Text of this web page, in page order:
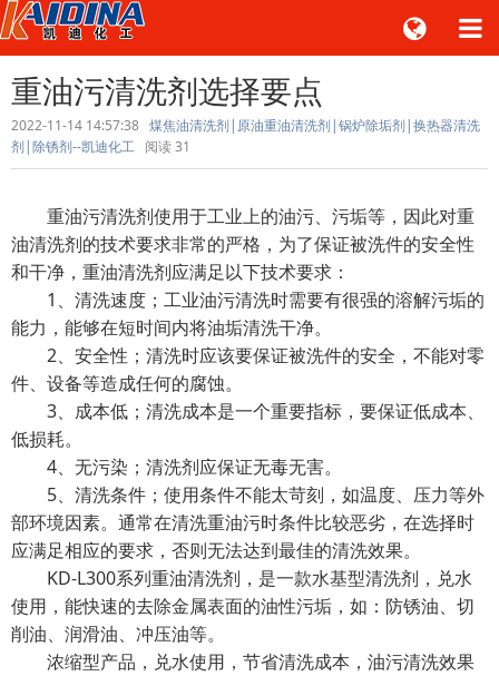
重油污清洗剂选择要点
2022-11-14 14:57:38 煤焦油清洗剂|原油重油清洗剂|锅炉除垢剂|换热器清洗
剂|除锈剂--凯迪化工 阅读31
重油污清洗剂使用于工业上的油污、污垢等，因此对重
油清洗剂的技术要求非常的严格，为了保证被洗件的安全性
和干净，重油清洗剂应满足以下技术要求：
1、清洗速度；工业油污清洗时需要有很强的溶解污垢的
能力，能够在短时间内将油垢清洗干净。
2、安全性；清洗时应该要保证被洗件的安全，不能对零
件、设备等造成任何的腐蚀。
3、成本低；清洗成本是一个重要指标，要保证低成本、
低损耗。
4、无污染；清洗剂应保证无毒无害。
5、清洗条件；使用条件不能太苛刻，如温度、压力等外
部环境因素。通常在清洗重油污时条件比较恶劣，在选择时
应满足相应的要求，否则无法达到最佳的清洗效果。
KD-L300系列重油清洗剂，是一款水基型清洗剂，兑水
使用，能快速的去除金属表面的油性污垢，如：防锈油、切
削油、润滑油、冲压油等。
浓缩型产品，兑水使用，节省清洗成本，油污清洗效果